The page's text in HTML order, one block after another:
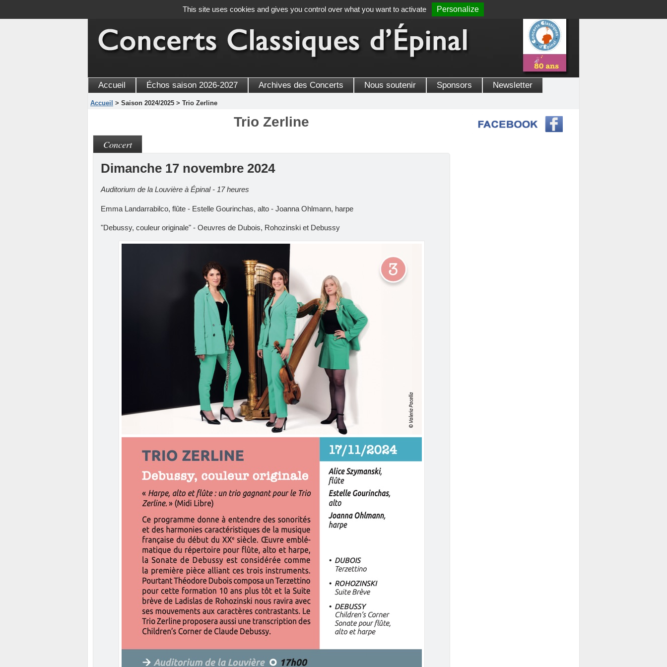
Accueil Échos saison 2026-2027 Archives des Concerts Nous soutenir Sponsors Newsletter
Accueil > Saison 2024/2025 > Trio Zerline
Trio Zerline
Concert
Dimanche 17 novembre 2024
Auditorium de la Louvière à Épinal - 17 heures
Emma Landarrabilco, flûte - Estelle Gourinchas, alto - Joanna Ohlmann, harpe
"Debussy, couleur originale" - Oeuvres de Dubois, Rohozinski et Debussy
This site uses cookies and gives you control over what you want to activate Personalize